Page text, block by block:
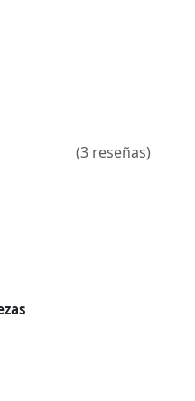
(3 reseñas)